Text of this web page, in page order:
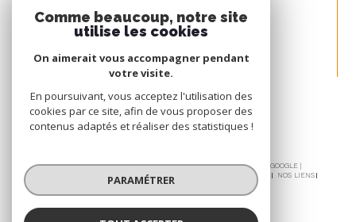
Se connecter
© 2026 | TOUS DROITS RÉSERVÉS | TRADUCTION POWERED BY GOOGLE |
PLAN DU SITE MENTIONS LÉGALES ADMIN
NOS LIENS
POLITIQUE RGPD
Comme beaucoup, notre site
utilise les cookies
On aimerait vous accompagner pendant
votre visite.
En poursuivant, vous acceptez l'utilisation des
cookies par ce site, afin de vous proposer des
contenus adaptés et réaliser des statistiques !
PARAMÉTRER